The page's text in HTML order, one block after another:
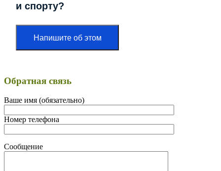
и спорту?
Напишите об этом
Обратная связь
Ваше имя (обязательно)
Номер телефона
Сообщение